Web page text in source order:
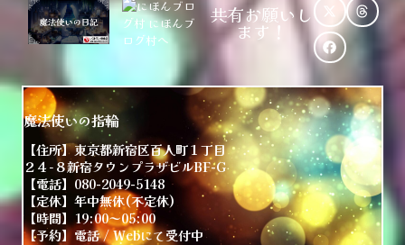
共有お願いし
ます！
魔法使いの指輪
【住所】東京都新宿区百人町１丁目
２４−８新宿タウンプラザビルBF-G
【電話】080-2049-5148
【定休】年中無休(不定休)
【時間】19:00～05:00
【予約】電話 / Webにて受付中